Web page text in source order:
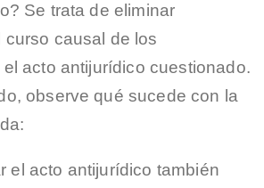
Se trata de eliminar
curso causal de los
acto antijurídico cuestionado.
observe qué sucede con la
el acto antijurídico también